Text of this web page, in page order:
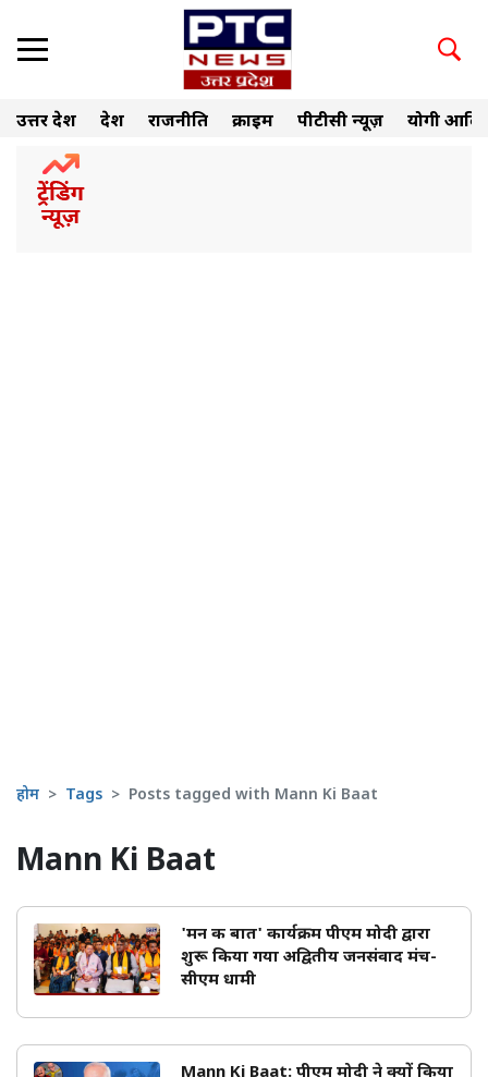
उत्तर प्रदेश देश राजनीति क्राइम पीटीसी न्यूज़ योगी
होम Tags Posts tagged with Mann Ki Baat
Mann Ki Baat
'मन की बात' कार्यक्रम पीएम मोदी द्वारा
शुरू किया गया अद्वितीय जनसंवाद मंच-
सीएम धामी